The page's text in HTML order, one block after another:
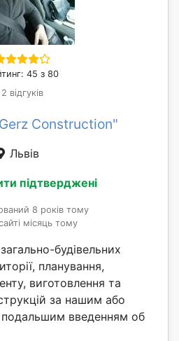
45 з 80
2 відгуків
Construction"
Львів
підтверджені
8 років тому
місяць тому
будівельних
планування,
виготовлення та
за нашим або
введенням об